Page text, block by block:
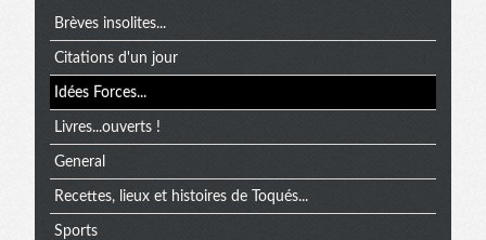
Brèves insolites...
Citations d'un jour
Idées Forces...
Livres...ouverts !
General
Recettes, lieux et histoires de Toqués...
Sports